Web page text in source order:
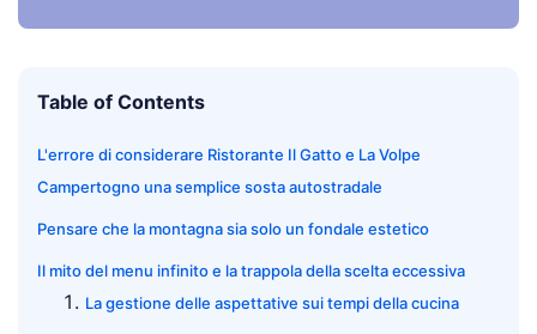
Table of Contents
L'errore di considerare Ristorante Il Gatto e La Volpe
Campertogno una semplice sosta autostradale
Pensare che la montagna sia solo un fondale estetico
Il mito del menu infinito e la trappola della scelta eccessiva
La gestione delle aspettative sui tempi della cucina